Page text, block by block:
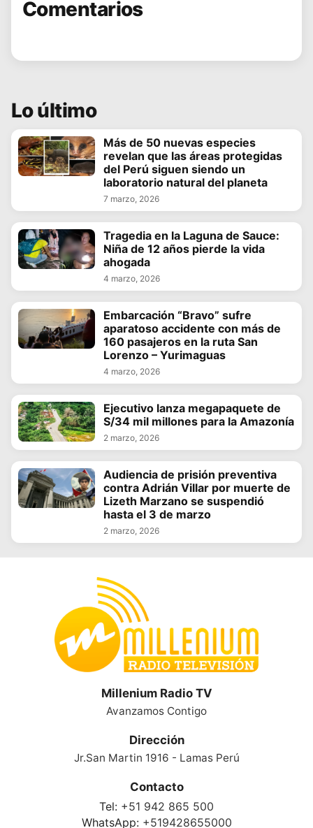
Comentarios
Lo último
Más de 50 nuevas especies
revelan que las áreas protegidas
del Perú siguen siendo un
laboratorio natural del planeta
7 marzo, 2026
Tragedia en la Laguna de Sauce:
Niña de 12 años pierde la vida
ahogada
4 marzo, 2026
Embarcación “Bravo” sufre
aparatoso accidente con más de
160 pasajeros en la ruta San
Lorenzo – Yurimaguas
4 marzo, 2026
Ejecutivo lanza megapaquete de
S/34 mil millones para la Amazonía
2 marzo, 2026
Audiencia de prisión preventiva
contra Adrián Villar por muerte de
Lizeth Marzano se suspendió
hasta el 3 de marzo
2 marzo, 2026
Millenium Radio TV
Avanzamos Contigo
Dirección
Jr.San Martin 1916 - Lamas Perú
Contacto
Tel: +51 942 865 500
WhatsApp: +519428655000